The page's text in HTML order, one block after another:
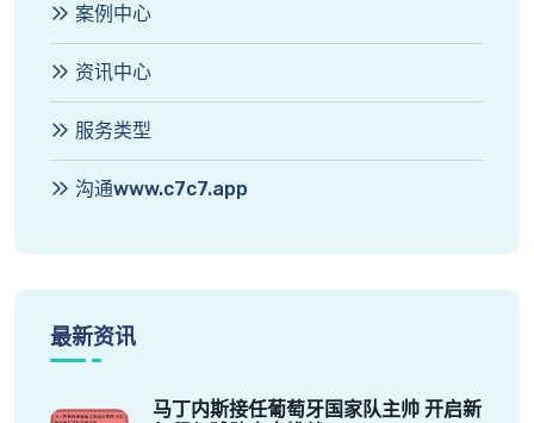
案例中心
资讯中心
服务类型
沟通www.c7c7.app
最新资讯
马丁内斯接任葡萄牙国家队主帅 开启新